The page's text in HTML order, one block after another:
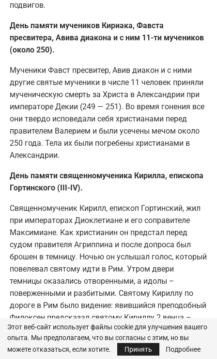
подвигов.
День памяти мучеников Кириака, Фавста
пресвитера, Авива диакона и с ним 11-ти мучеников
(около 250).
Мученики Фавст пресвитер, Авив диакон и с ними
другие святые мученики в числе 11 человек приняли
мученическую смерть за Христа в Александрии при
императоре Декии (249 — 251). Во время гонения все
они твердо исповедали себя христианами перед
правителем Валерием и были усечены мечом около
250 года. Тела их были погребены христианами в
Александрии.
День памяти священномученика Кирилла, епископа
Гортинского (III-IV).
Священномученик Кирилл, епископ Гортинский, жил
при императорах Диоклетиане и его соправителе
Максимиане. Как христианин он предстал перед
судом правителя Агриппина и после допроса был
брошен в темницу. Ночью он услышал голос, который
повелевал святому идти в Рим. Утром двери
темницы оказались отворенными, а идолы –
поверженными и разбитыми. Святому Кириллу по
дороге в Рим было видение: явившийся преподобный
Филоксен предсказал святому Кириллу 2 венца –
святительский и мученический. В Риме святой
Кирилл оказал большую помощь Церкви своей
проповедью. Когда же открылось гонение на
Этот веб-сайт использует файлы cookie для улучшения вашего
опыта. Мы предполагаем, что вы согласны с этим, но вы
можете отказаться, если хотите.
Принять Подробнее